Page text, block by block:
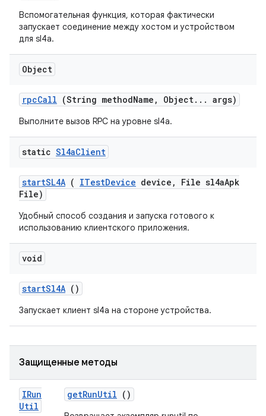
Вспомогательная функция, которая фактически
запускает соединение между хостом и устройством
для sl4a.
Object
rpcCall (String methodName , Object. . . args)
Выполните вызов RPC на уровне sl4a.
static Sl4aClient
startSL4A ( ITestDevice device , File sl4aApk
File)
Удобный способ создания и запуска готового к
использованию клиентского приложения.
void
startSl4A ()
Запускает клиент sl4a на стороне устройства.
Защищенные методы
IRun
Util
getRunUtil ()